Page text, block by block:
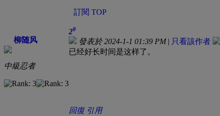
訂閱 TOP
柳随风
中級忍者
2#
發表於 2024-1-1 01:39 PM| 只看該作者
已经好长时间是这样了。
回復 引用